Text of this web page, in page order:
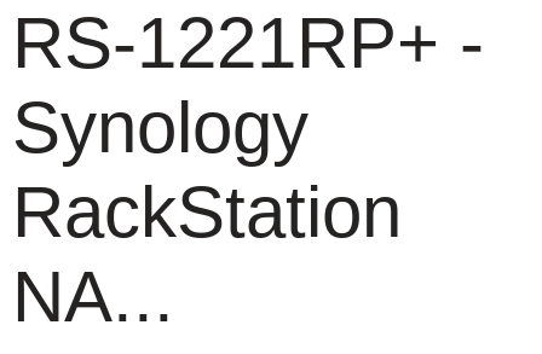
RS-1221RP+ -
Synology
RackStation
NA...